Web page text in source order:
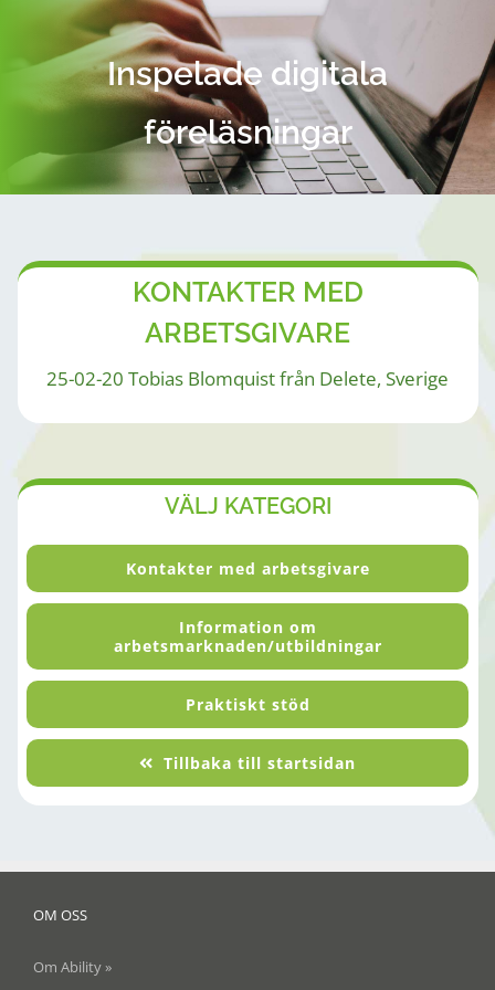
content
Inspelade digitala
föreläsningar
KONTAKTER MED
ARBETSGIVARE
25-02-20 Tobias Blomquist från Delete, Sverige
VÄLJ KATEGORI
Kontakter med arbetsgivare
Information om
arbetsmarknaden/utbildningar
Praktiskt stöd
Tillbaka till startsidan
OM OSS
Om Ability »